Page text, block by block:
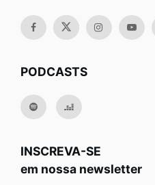
PODCASTS
INSCREVA-SE
em nossa newsletter